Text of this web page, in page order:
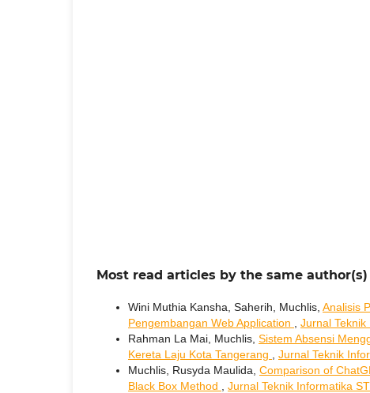
Most read articles by the same author(s)
Wini Muthia Kansha, Saherih, Muchlis, Analisis
Pengembangan Web Application
Jurnal
Rahman La Mai, Muchlis, Sistem Absensi
Kereta Laju Kota Tangerang
Jurnal Teknik
Muchlis, Rusyda Maulida, Comparison of
Black Box Method
Jurnal Teknik Informatika